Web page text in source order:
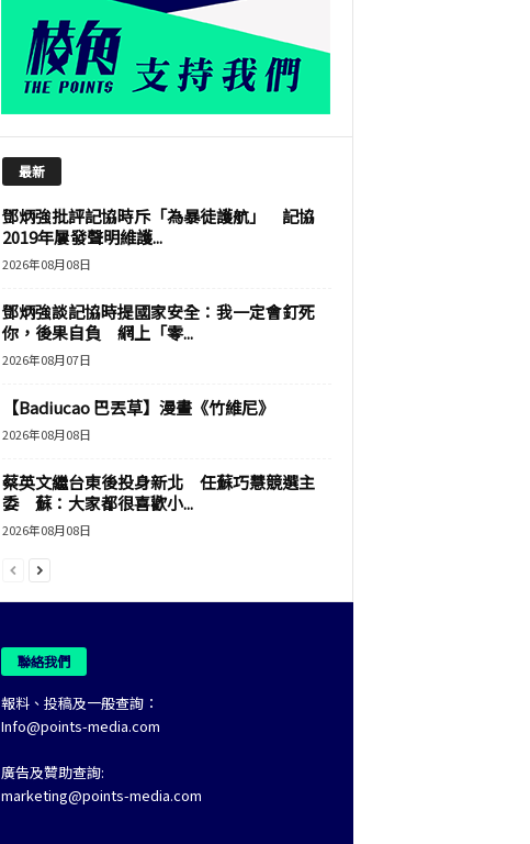
最新
鄧炳強批評記協時斥「為暴徒護航」 記協
2019年屢發聲明維護...
2026年08月08日
鄧炳強談記協時提國家安全：我一定會釘死
你，後果自負 網上「零...
2026年08月07日
【Badiucao 巴丟草】漫畫《竹維尼》
2026年08月08日
蔡英文繼台東後投身新北 任蘇巧慧競選主
委 蘇：大家都很喜歡小...
2026年08月08日
聯絡我們
報料、投稿及一般查詢：
Info@points-media.com
廣告及贊助查詢:
marketing@points-media.com